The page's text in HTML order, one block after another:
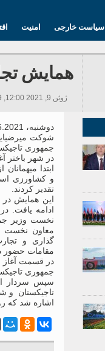
امنیت سیاست خارجی
همایش
ژوئن 9, 2021 12:00, 309 بازدید ها
شوکت
جمهوری
در شهر باختر
ابتدا
و کشاورزی
تقدیر کردند.
این همایش در
ادامه یافت.
نخست وزیر
معاون نخست
گذاری و
مقامات حضور
در قسمت آغاز
جمهوری
سپس سردار
تاجیکستان و
اشاره شد که